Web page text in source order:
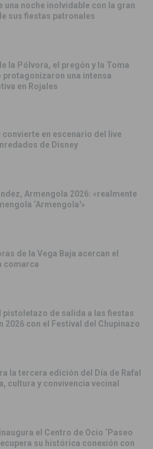
una noche inolvidable con la gran
sus fiestas patronales
la Pólvora, el pregón y la Toma
protagonizaron una intensa
en Rojales
convierte en escenario del live
de Disney
Armengola 2026: «realmente
‘Armengola'»
de la Vega Baja acercan el
comarca
pistoletazo de salida a las fiestas
2026 con el Festival del Chupinazo
la tercera edición del Día de Rafal
cultura y convivencia vecinal
el Centro de Ocio ‘Paseo
su histórica conexión con